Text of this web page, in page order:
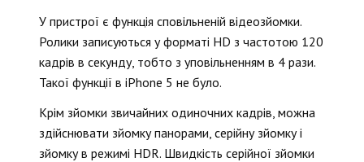
У пристрої є функція сповільненій відеозйомки.
Ролики записуються у форматі HD з частотою 120
кадрів в секунду, тобто з уповільненням в 4 рази.
Такої функції в iPhone 5 не було.
Крім зйомки звичайних одиночних кадрів, можна
здійснювати зйомку панорами, серійну зйомку і
зйомку в режимі HDR. Швидкість серійної зйомки